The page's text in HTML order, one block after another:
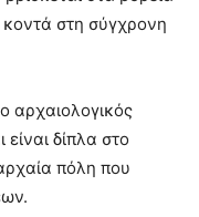
στη σύγχρονη
αρχαιολογικός
δίπλα στο
πόλη που